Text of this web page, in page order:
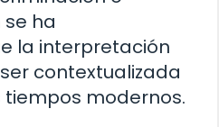
ha
la interpretación
contextualizada
modernos.